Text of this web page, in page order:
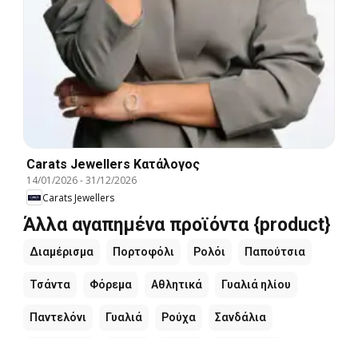
Carats Jewellers Κατάλογος
14/01/2026-31/12/2026
Carats Jewellers
Άλλα αγαπημένα προϊόντα {product}
Διαμέρισμα Πορτοφόλι Ρολόι Παπούτσια
Τσάντα Φόρεμα Αθλητικά Γυαλιά ηλίου
Παντελόνι Γυαλιά Ρούχα Σανδάλια